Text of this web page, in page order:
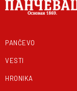
PANČEVO
VESTI
HRONIKA